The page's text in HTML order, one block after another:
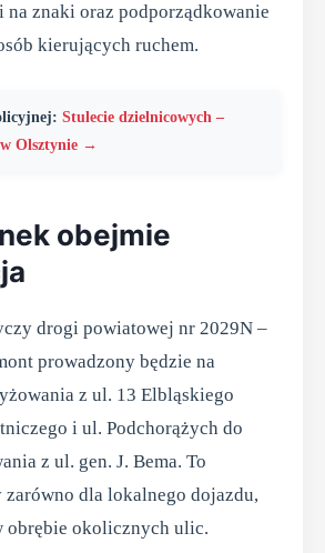
na znaki oraz podporządkowanie
kierujących ruchem.
Stulecie dzielnicowych –
Olsztynie →
obejmie
drogi powiatowej nr 2029N –
prowadzony będzie na
z ul. 13 Elbląskiego
i ul. Podchorążych do
z ul. gen. J. Bema. To
dla lokalnego dojazdu,
obrębie okolicznych ulic.